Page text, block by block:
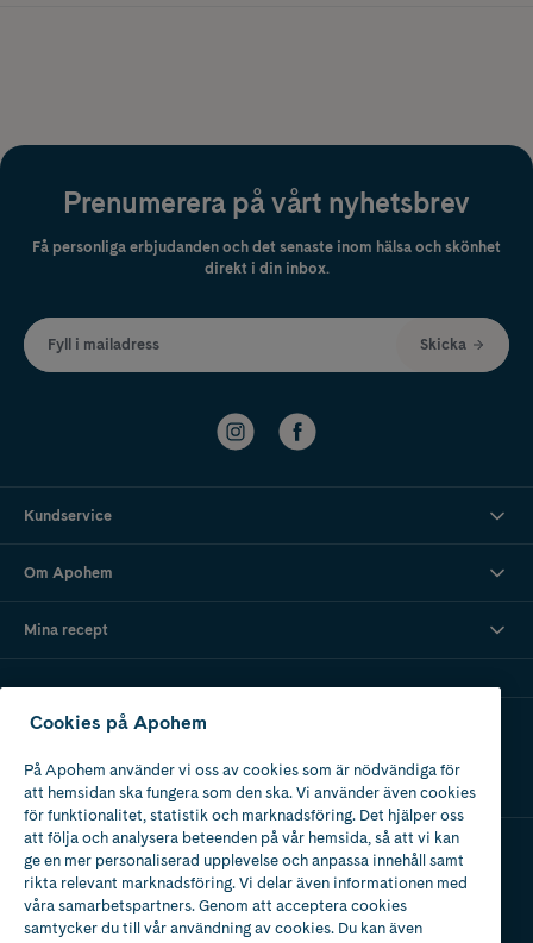
Prenumerera på vårt nyhetsbrev
Få personliga erbjudanden och det senaste inom hälsa och skönhet
direkt i din inbox.
Fyll i mailadress Skicka
Kundservice
Om Apohem
Mina recept
Ladda ner vår app
Apotek med tillstånd
av Läkemedelsverket
Cookies på Apohem
På Apohem använder vi oss av cookies som är nödvändiga för
att hemsidan ska fungera som den ska. Vi använder även cookies
för funktionalitet, statistik och marknadsföring. Det hjälper oss
att följa och analysera beteenden på vår hemsida, så att vi kan
ge en mer personaliserad upplevelse och anpassa innehåll samt
rikta relevant marknadsföring. Vi delar även informationen med
våra samarbetspartners. Genom att acceptera cookies
samtycker du till vår användning av cookies. Du kan även